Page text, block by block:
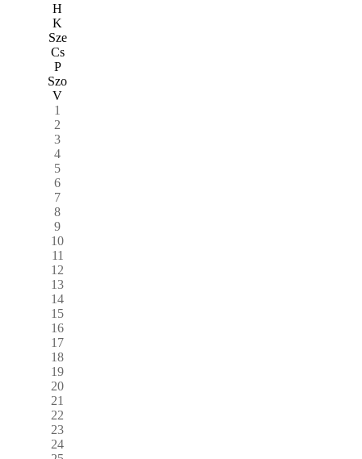
H
K
Sze
Cs
P
Szo
V
1
2
3
4
5
6
7
8
9
10
11
12
13
14
15
16
17
18
19
20
21
22
23
24